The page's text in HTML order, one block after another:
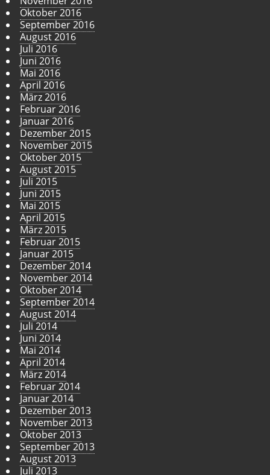
Oktober 2016
September 2016
August 2016
Juli 2016
Juni 2016
Mai 2016
April 2016
März 2016
Februar 2016
Januar 2016
Dezember 2015
November 2015
Oktober 2015
August 2015
Juli 2015
Juni 2015
Mai 2015
April 2015
März 2015
Februar 2015
Januar 2015
Dezember 2014
November 2014
Oktober 2014
September 2014
August 2014
Juli 2014
Juni 2014
Mai 2014
April 2014
März 2014
Februar 2014
Januar 2014
Dezember 2013
November 2013
Oktober 2013
September 2013
August 2013
Juli 2013